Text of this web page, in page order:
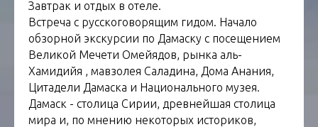
Завтрак и отдых в отеле.
Встреча с русскоговорящим гидом. Начало
обзорной экскурсии по Дамаску с посещением
Великой Мечети Омейядов, рынка аль-
Хамидийя , мавзолея Саладина, Дома Анания,
Цитадели Дамаска и Национального музея.
Дамаск - столица Сирии, древнейшая столица
мира и, по мнению некоторых историков,